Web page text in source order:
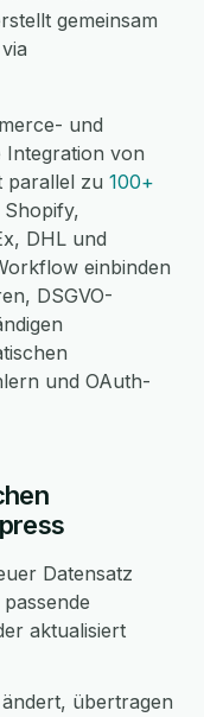
gemeinsam
und
Integration von
parallel zu 100+
Shopify,
DHL und
einbinden
DSGVO-
und OAuth-
Datensatz
aktualisiert
übertragen